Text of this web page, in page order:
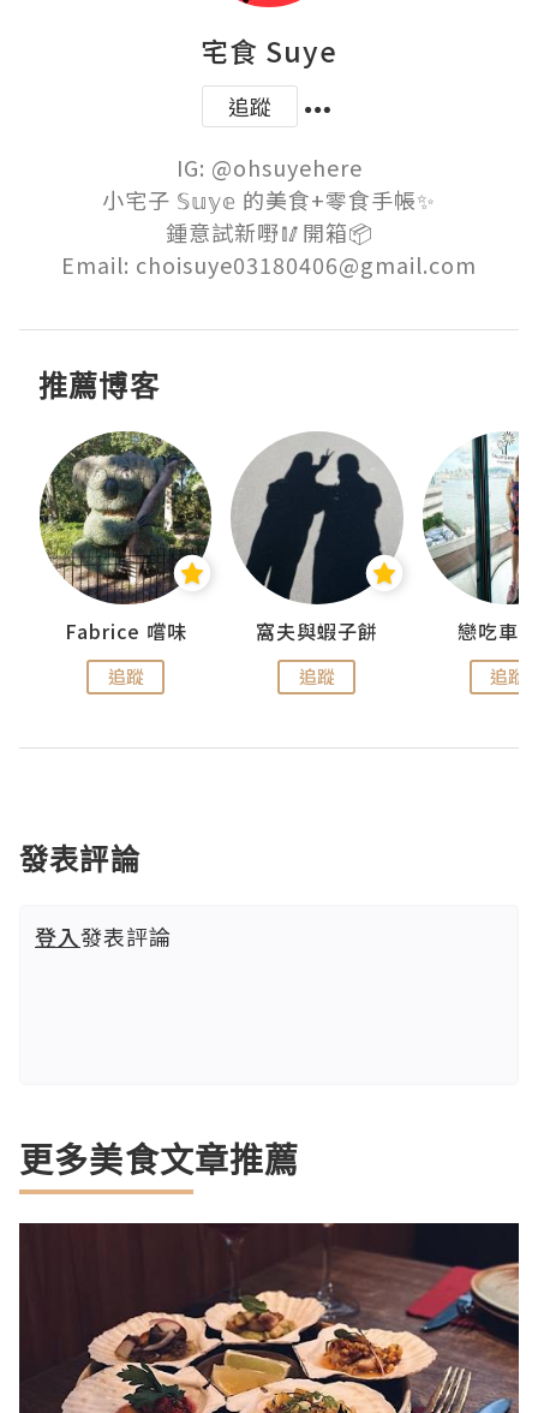
宅食 Suye
追蹤
IG: @ohsuyehere
小宅子 𝕊𝕦𝕪𝕖 的美食+零食手帳✨
鍾意試新嘢🥢開箱📦
Email: choisuye03180406@gmail.com
推薦博客
Fabrice 嚐味
追蹤
窩夫與蝦子餅
追蹤
戀吃車
追蹤
發表評論
登入發表評論
更多美食文章推薦